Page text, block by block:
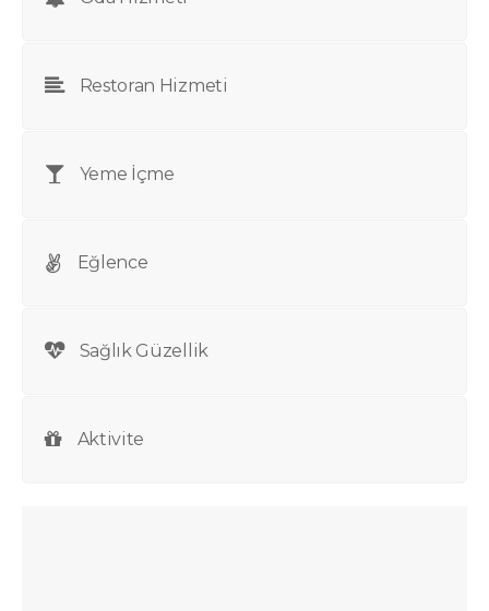
Restoran Hizmeti
Yeme İçme
Eğlence
Sağlık Güzellik
Aktivite